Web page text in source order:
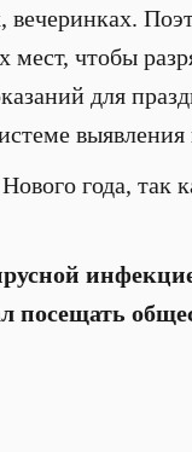
вечеринках.
чтобы
для
года, так
посещать